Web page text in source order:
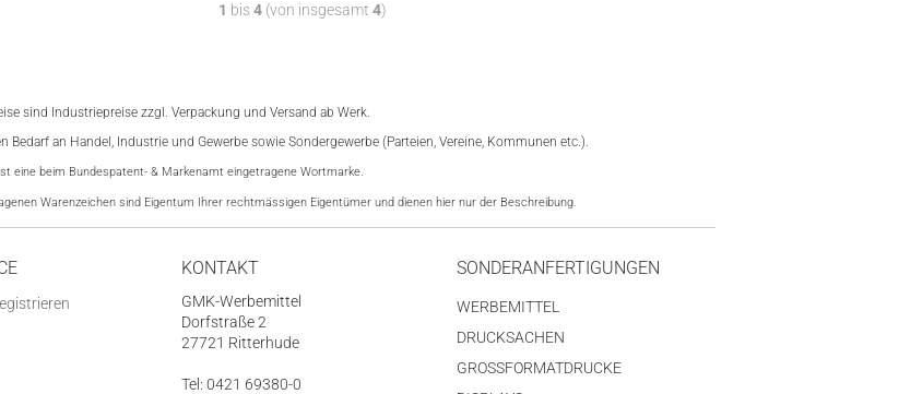
1 bis4 (von insgesamt 4)
sind Industriepreise zzgl. Verpackung und Versand ab Werk.
Bedarf an Handel, Industrie und Gewerbe sowie Sondergewerbe (Parteien, Vereine, Kommunen etc.).
eine beim Bundespatent- & Markenamt eingetragene Wortmarke.
Warenzeichen sind Eigentum Ihrer rechtmässigen Eigentümer und dienen hier nur der Beschreibung.
KONTAKT
GMK-Werbemittel
Dorfstraße 2
27721 Ritterhude
Tel: 0421 69380-0
SONDERANFERTIGUNGEN
WERBEMITTEL
DRUCKSACHEN
GROSSFORMATDRUCKE